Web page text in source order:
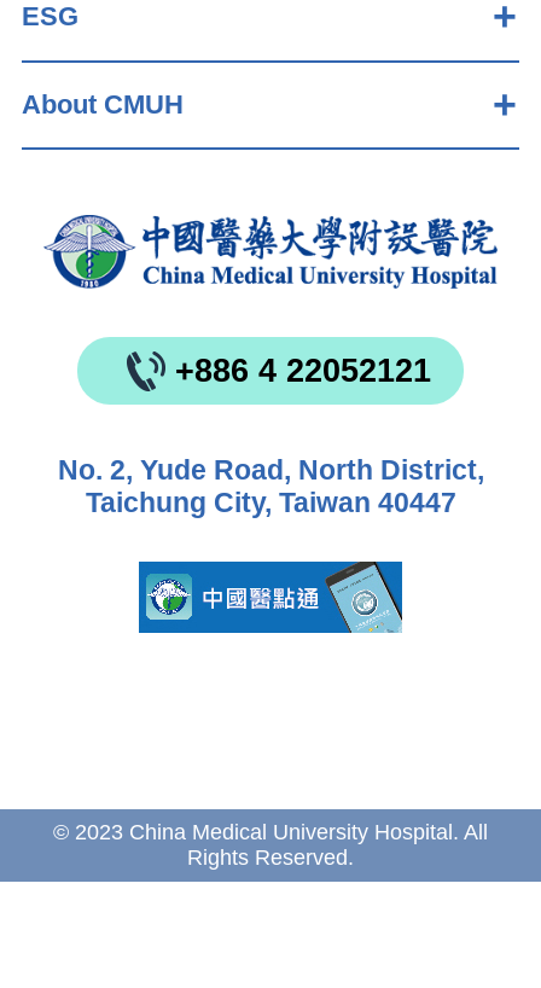
ESG
About CMUH
+886 4 22052121
No. 2, Yude Road, North District,
Taichung City, Taiwan 40447
© 2023 China Medical University Hospital. All
Rights Reserved.